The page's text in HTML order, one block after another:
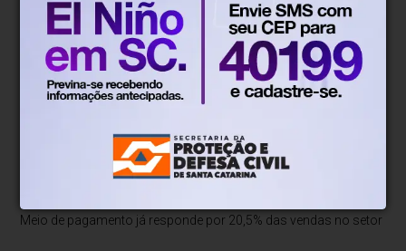
Há 2 dias
Pix amplia participação nos pagamentos
Meio de pagamento já responde por 20,5% das vendas no setor